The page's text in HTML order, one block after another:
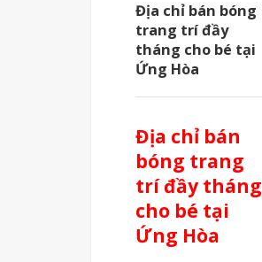
Địa chỉ bán bóng
trang trí đầy
tháng cho bé tại
Ứng Hòa
Địa chỉ bán
bóng trang
trí đầy tháng
cho bé tại
Ứng Hòa